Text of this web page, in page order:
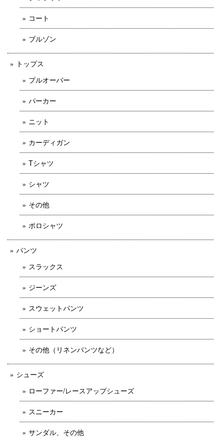
コート
ブルゾン
トップス
プルオーバー
パーカー
ニット
カーディガン
Tシャツ
シャツ
その他
ポロシャツ
パンツ
スラックス
ジーンズ
スウェットパンツ
ショートパンツ
その他（リネンパンツなど）
シューズ
ローファー/レースアップシューズ
スニーカー
サンダル、その他